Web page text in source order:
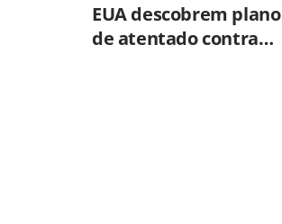
EUA descobrem plano
de atentado contra